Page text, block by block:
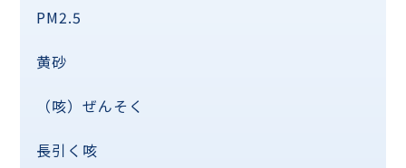
PM2.5
黄砂
（咳）ぜんそく
長引く咳